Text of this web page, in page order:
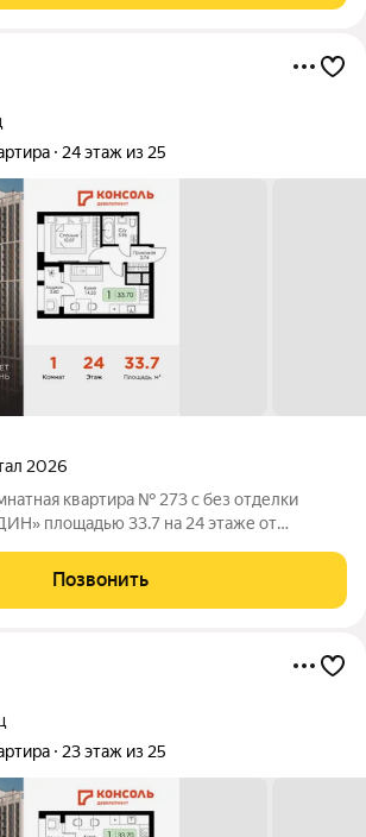
24 этаж из 25
2026
квартира № 273 с без отделки
площадью 33.7 на 24 этаже от
Позвонить
23 этаж из 25